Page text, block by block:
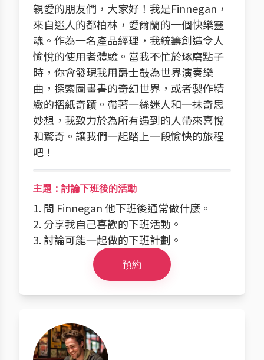
親愛的朋友們，大家好！我是Finnegan，
來自迷人的都柏林，愛爾蘭的一個快樂靈
魂。作為一名產品經理，我統籌創造令人
愉悅的使用者體驗。當我不忙於琢磨點子
時，你會發現我用爵士鼓為世界演奏樂
曲，探索圖畫書的奇幻世界，或者製作精
緻的摺紙奇蹟。帶著一絲迷人和一抹奇思
妙想，我致力於為所有遇到的人帶來喜悅
和驚奇。讓我們一起踏上一段愉快的旅程
吧！
主題：討論下班後的活動
1. 問 Finnegan 他下班後通常做什麼。
2. 分享我自己喜歡的下班活動。
3. 討論可能一起做的下班計劃。
預約